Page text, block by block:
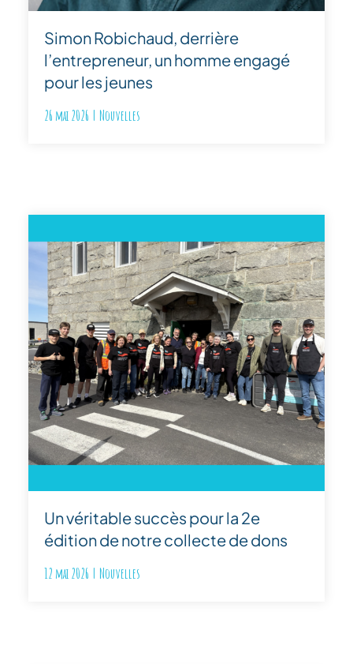
Simon Robichaud, derrière
l’entrepreneur, un homme engagé
pour les jeunes
26 mai 2026 | Nouvelles
Un véritable succès pour la 2e
édition de notre collecte de dons
12 mai 2026 | Nouvelles